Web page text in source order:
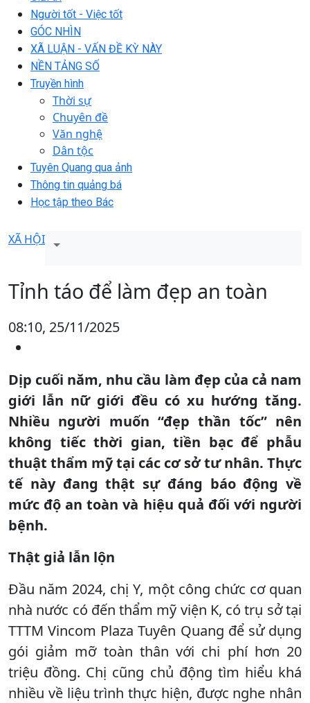
Người tốt - Việc tốt
GÓC NHÌN
XÃ LUẬN - VẤN ĐỀ KỲ NÀY
NỀN TẢNG SỐ
Truyền hình
Thời sự
Chuyên đề
Văn nghệ
Dân tộc
Tuyên Quang qua ảnh
Thông tin quảng bá
Học tập theo Bác
XÃ HỘI
Tỉnh táo để làm đẹp an toàn
08:10, 25/11/2025
Dịp cuối năm, nhu cầu làm đẹp của cả nam
giới lẫn nữ giới đều có xu hướng tăng.
Nhiều người muốn “đẹp thần tốc” nên
không tiếc thời gian, tiền bạc để phẫu
thuật thẩm mỹ tại các cơ sở tư nhân. Thực
tế này đang thật sự đáng báo động về
mức độ an toàn và hiệu quả đối với người
bệnh.
Thật giả lẫn lộn
Đầu năm 2024, chị Y, một công chức cơ quan
nhà nước có đến thẩm mỹ viện K, có trụ sở tại
TTTM Vincom Plaza Tuyên Quang để sử dụng
gói giảm mỡ toàn thân với chi phí hơn 20
triệu đồng. Chị cũng chủ động tìm hiểu khá
nhiều về liệu trình thực hiện, được nghe nhân